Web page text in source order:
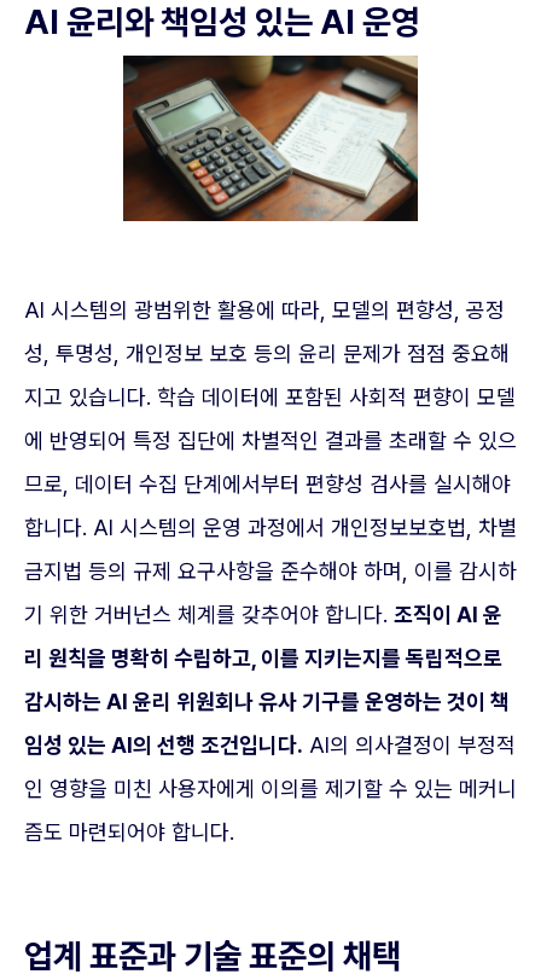
AI 윤리와 책임성 있는 AI 운영
AI 시스템의 광범위한 활용에 따라, 모델의 편향성, 공정
성, 투명성, 개인정보 보호 등의 윤리 문제가 점점 중요해
지고 있습니다. 학습 데이터에 포함된 사회적 편향이 모델
에 반영되어 특정 집단에 차별적인 결과를 초래할 수 있으
므로, 데이터 수집 단계에서부터 편향성 검사를 실시해야
합니다. AI 시스템의 운영 과정에서 개인정보보호법, 차별
금지법 등의 규제 요구사항을 준수해야 하며, 이를 감시하
기 위한 거버넌스 체계를 갖추어야 합니다. 조직이 AI 윤
리 원칙을 명확히 수립하고, 이를 지키는지를 독립적으로
감시하는 AI 윤리 위원회나 유사 기구를 운영하는 것이 책
임성 있는 AI의 선행 조건입니다. AI의 의사결정이 부정적
인 영향을 미친 사용자에게 이의를 제기할 수 있는 메커니
즘도 마련되어야 합니다.
업계 표준과 기술 표준의 채택